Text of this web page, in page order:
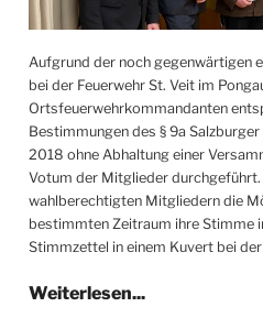
Aufgrund der noch gegenwärtigen
bei der Feuerwehr St. Veit im
Ortsfeuerwehrkommandanten
Bestimmungen des § 9a
2018 ohne Abhaltung einer
Votum der Mitglieder durchgeführt.
wahlberechtigten Mitgliedern die
bestimmten Zeitraum ihre Stimme
Stimmzettel in einem Kuvert bei